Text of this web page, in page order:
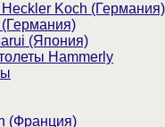
Koch (Германия)
(Япония)
Hammerly
(Франция)